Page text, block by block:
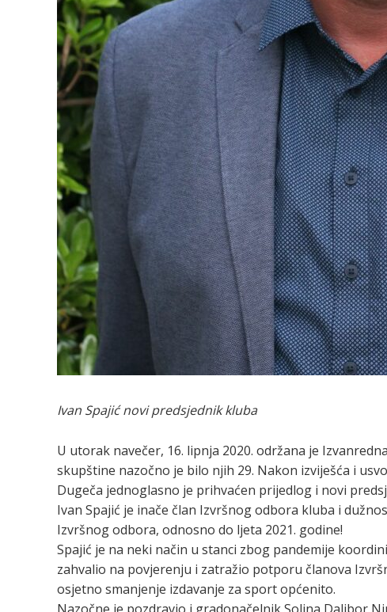
Ivan Spajić novi predsjednik kluba
U utorak navečer, 16. lipnja 2020. održana je
skupštine nazočno je bilo njih 29. Nakon izviješća i
Dugeča jednoglasno je prihvaćen prijedlog i novi
Ivan Spajić je inače član Izvršnog odbora kluba i
Izvršnog odbora, odnosno do ljeta 2021. godine!
Spajić je na neki način u stanci zbog pandemije
zahvalio na povjerenju i zatražio potporu članova
osjetno smanjenje izdavanje za sport općenito.
Nazočne je pozdravio i gradonačelnik Solina Dalibor